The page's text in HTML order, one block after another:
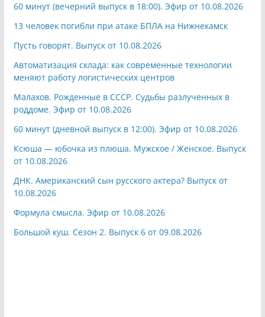
60 минут (вечерний выпуск в 18:00). Эфир от 10.08.2026
13 человек погибли при атаке БПЛА на Нижнекамск
Пусть говорят. Выпуск от 10.08.2026
Автоматизация склада: как современные технологии
меняют работу логистических центров
Малахов. Рожденные в СССР. Судьбы разлученных в
роддоме. Эфир от 10.08.2026
60 минут (дневной выпуск в 12:00). Эфир от 10.08.2026
Ксюша — юбочка из плюша. Мужское / Женское. Выпуск
от 10.08.2026
ДНК. Американский сын русского актера? Выпуск от
10.08.2026
Формула смысла. Эфир от 10.08.2026
Большой куш. Сезон 2. Выпуск 6 от 09.08.2026